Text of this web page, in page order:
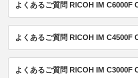
よくあるご質問 RICOH IM C6000F
よくあるご質問 RICOH IM C4500F
よくあるご質問 RICOH IM C3000F